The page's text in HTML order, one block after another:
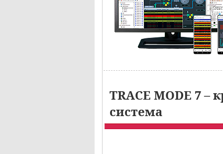
TRACE MODE 7 –
система